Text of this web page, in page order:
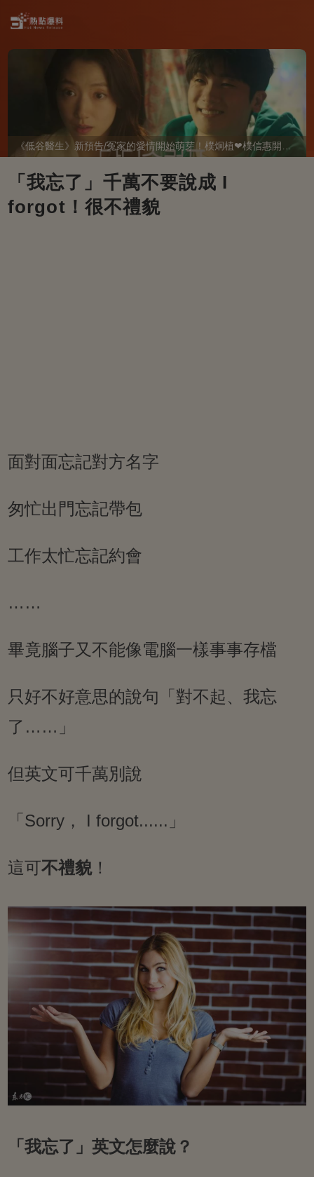
《低谷醫生》新預告/冤家的愛情開始萌芽！樸炯植❤樸信惠開啓「同居生活」互相共鳴、安慰~
「我忘了」千萬不要說成 I
forgot！很不禮貌
面對面忘記對方名字
匆忙出門忘記帶包
工作太忙忘記約會
……
畢竟腦子又不能像電腦一樣事事存檔
只好不好意思的說句「對不起、我忘
了……」
但英文可千萬別說
「Sorry， I forgot......」
這可不禮貌！
「我忘了」英文怎麼說？